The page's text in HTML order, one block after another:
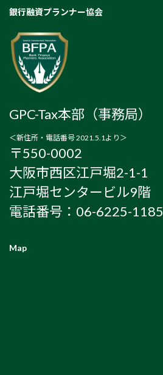
銀行融資プランナー協会
GPC-Tax本部（事務局）
＜新住所・電話番号 2021.5.1より＞
〒550-0002
大阪市西区江戸堀2-1-1
江戸堀センタービル9階
電話番号：06-6225-1185
Map